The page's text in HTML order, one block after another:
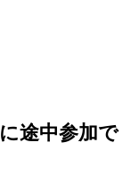
途中参加で